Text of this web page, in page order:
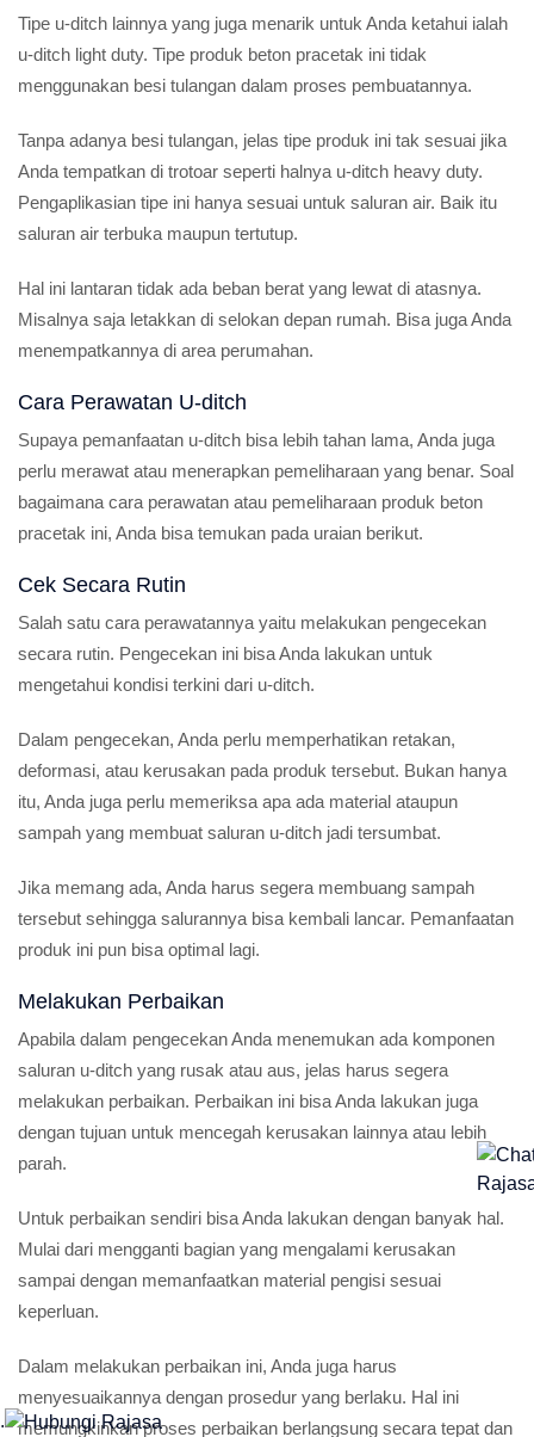
Tipe u-ditch lainnya yang juga menarik untuk Anda ketahui ialah
u-ditch light duty. Tipe produk beton pracetak ini tidak
menggunakan besi tulangan dalam proses pembuatannya.
Tanpa adanya besi tulangan, jelas tipe produk ini tak sesuai jika
Anda tempatkan di trotoar seperti halnya u-ditch heavy duty.
Pengaplikasian tipe ini hanya sesuai untuk saluran air. Baik itu
saluran air terbuka maupun tertutup.
Hal ini lantaran tidak ada beban berat yang lewat di atasnya.
Misalnya saja letakkan di selokan depan rumah. Bisa juga Anda
menempatkannya di area perumahan.
Cara Perawatan U-ditch
Supaya pemanfaatan u-ditch bisa lebih tahan lama, Anda juga
perlu merawat atau menerapkan pemeliharaan yang benar. Soal
bagaimana cara perawatan atau pemeliharaan produk beton
pracetak ini, Anda bisa temukan pada uraian berikut.
Cek Secara Rutin
Salah satu cara perawatannya yaitu melakukan pengecekan
secara rutin. Pengecekan ini bisa Anda lakukan untuk
mengetahui kondisi terkini dari u-ditch.
Dalam pengecekan, Anda perlu memperhatikan retakan,
deformasi, atau kerusakan pada produk tersebut. Bukan hanya
itu, Anda juga perlu memeriksa apa ada material ataupun
sampah yang membuat saluran u-ditch jadi tersumbat.
Jika memang ada, Anda harus segera membuang sampah
tersebut sehingga salurannya bisa kembali lancar. Pemanfaatan
produk ini pun bisa optimal lagi.
Melakukan Perbaikan
Apabila dalam pengecekan Anda menemukan ada komponen
saluran u-ditch yang rusak atau aus, jelas harus segera
melakukan perbaikan. Perbaikan ini bisa Anda lakukan juga
dengan tujuan untuk mencegah kerusakan lainnya atau lebih
parah.
Untuk perbaikan sendiri bisa Anda lakukan dengan banyak hal.
Mulai dari mengganti bagian yang mengalami kerusakan
sampai dengan memanfaatkan material pengisi sesuai
keperluan.
Dalam melakukan perbaikan ini, Anda juga harus
menyesuaikannya dengan prosedur yang berlaku. Hal ini
memungkinkan proses perbaikan berlangsung secara tepat dan
.